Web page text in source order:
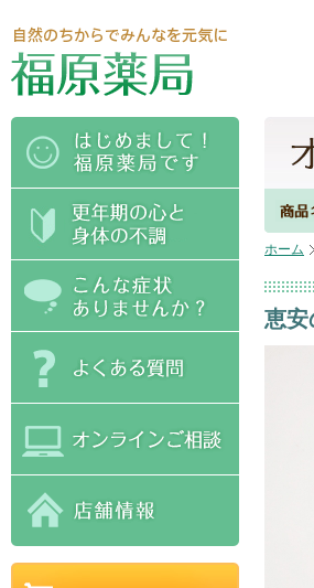
ホーム
恵